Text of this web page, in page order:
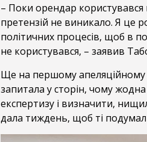
– Поки орендар
претензій не виникало. Я це
політичних процесів, щоб в
не користувався, – заявив
Ще на першому апеляційному
запитала у сторін, чому
експертизу і визначити,
дала тиждень, щоб ті